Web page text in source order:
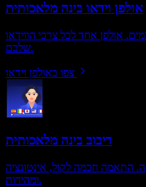
אולפן וידאו בינה מלאכותית
אולפן אחד לכל צרכי הווידאו
שלכם.
צפו באולפן וידאו
דיבוב בינה מלאכותית
התאמה חכמה לקול, אינטונציה
ומהירות.